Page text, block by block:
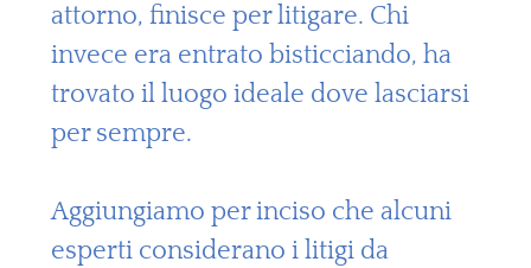
attorno, finisce per litigare. Chi
invece era entrato bisticciando, ha
trovato il luogo ideale dove lasciarsi
per sempre.
Aggiungiamo per inciso che alcuni
esperti considerano i litigi da